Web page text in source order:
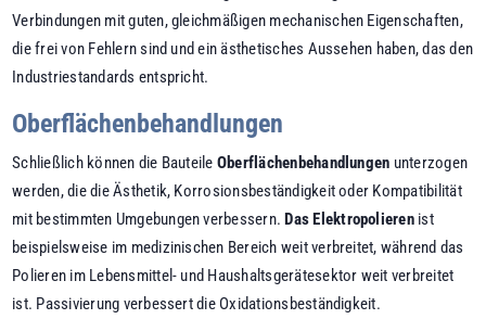
Verbindungen mit guten, gleichmäßigen mechanischen Eigenschaften,
die frei von Fehlern sind und ein ästhetisches Aussehen haben, das den
Industriestandards entspricht.
Oberflächenbehandlungen
Schließlich können die Bauteile Oberflächenbehandlungen unterzogen
werden, die die Ästhetik, Korrosionsbeständigkeit oder Kompatibilität
mit bestimmten Umgebungen verbessern.Das Elektropolierenist
beispielsweise im medizinischen Bereich weit verbreitet, während das
Polieren im Lebensmittel- und Haushaltsgerätesektor weit verbreitet
ist. Passivierung verbessert die Oxidationsbeständigkeit.